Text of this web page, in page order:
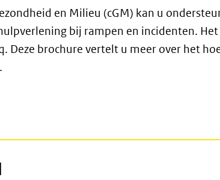
en Milieu (cGM) kan u
bij rampen en incidenten. Het
Deze brochure vertelt u meer over het